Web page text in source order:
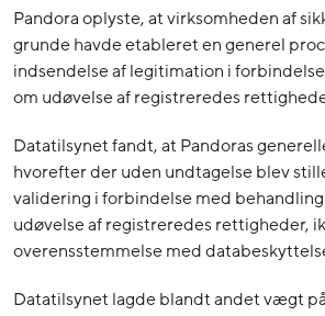
Pandora oplyste, at virksomheden af
grunde havde etableret en generel
indsendelse af legitimation i
om udøvelse af registreredes
Datatilsynet fandt, at Pandoras
hvorefter der uden undtagelse blev
validering i forbindelse med
udøvelse af registreredes rettigheder,
overensstemmelse med
Datatilsynet lagde blandt andet vægt